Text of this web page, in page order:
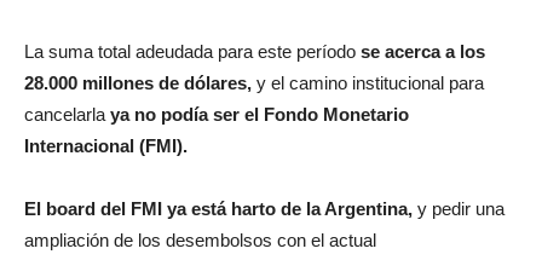
La suma total adeudada para este período se acerca a los
28.000 millones de dólares, y el camino institucional para
cancelarla ya no podía ser el Fondo Monetario
Internacional (FMI).
El board del FMI ya está harto de la Argentina, y pedir una
ampliación de los desembolsos con el actual